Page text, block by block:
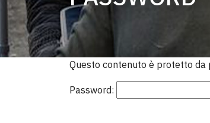
Questo contenuto è protetto da
Password: